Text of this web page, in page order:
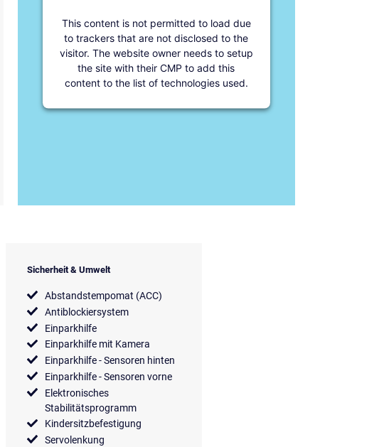
This content is not permitted to load due
to trackers that are not disclosed to the
visitor. The website owner needs to setup
the site with their CMP to add this
content to the list of technologies used.
Sicherheit & Umwelt
Abstandstempomat (ACC)
Antiblockiersystem
Einparkhilfe
Einparkhilfe mit Kamera
Einparkhilfe - Sensoren hinten
Einparkhilfe - Sensoren vorne
Elektronisches
Stabilitätsprogramm
Kindersitzbefestigung
Servolenkung